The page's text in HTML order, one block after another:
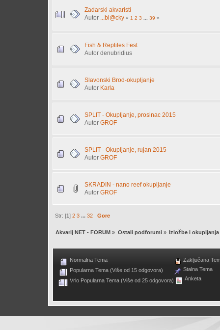
Zadarski akvaristi
Autor ...bl@cky « 1 2 3 39 »
Fish & Reptiles Fest
Autor denubridius
Slavonski Brod-okupljanje
Autor Karla
SPLIT - Okupljanje, prosinac 2015
Autor GROF
SPLIT - Okupljanje, rujan 2015
Autor GROF
SKRADIN - nano reef okupljanje
Autor GROF
Str: [1]2 3 ...32 Gore
Akvarij NET - FORUM » Ostali podforumi» Izložbe i okupljanja
Normalna Tema
Popularna Tema (Više od 15 odgovora)
Vrlo Popularna Tema (Više od 25 odgovora)
Zaključana
Stalna Tema
Anketa